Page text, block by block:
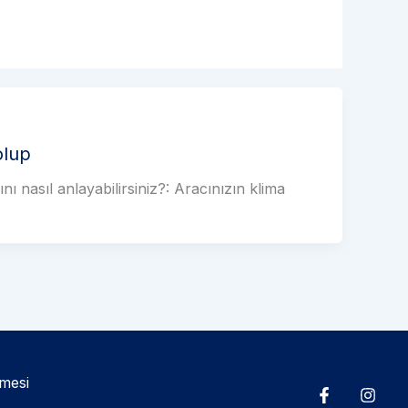
nasıl anlayabilirsiniz?: Aracınızın klima